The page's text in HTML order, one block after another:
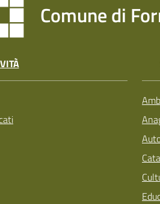
Comune di